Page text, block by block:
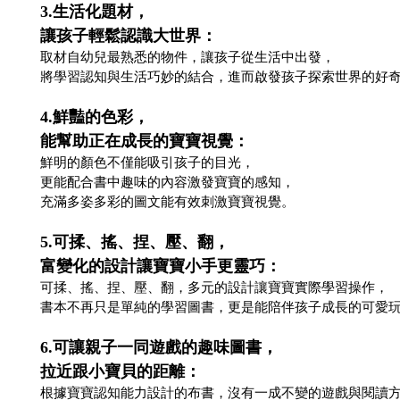
3.生活化題材，
讓孩子輕鬆認識大世界：
取材自幼兒最熟悉的物件，讓孩子從生活中出發，
將學習認知與生活巧妙的結合，進而啟發孩子探索世界的好奇
4.鮮豔的色彩，
能幫助正在成長的寶寶視覺：
鮮明的顏色不僅能吸引孩子的目光，
更能配合書中趣味的內容激發寶寶的感知，
充滿多姿多彩的圖文能有效刺激寶寶視覺。
5.可揉、搖、捏、壓、翻，
富變化的設計讓寶寶小手更靈巧：
可揉、搖、捏、壓、翻，多元的設計讓寶寶實際學習操作，
書本不再只是單純的學習圖書，更是能陪伴孩子成長的可愛玩
6.可讓親子一同遊戲的趣味圖書，
拉近跟小寶貝的距離：
根據寶寶認知能力設計的布書，沒有一成不變的遊戲與閱讀方